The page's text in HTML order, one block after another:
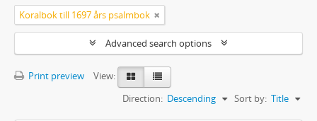
Koralbok till 1697 års psalmbok
Advanced search options
Print preview
View:
Sort by: Title
Direction: Descending